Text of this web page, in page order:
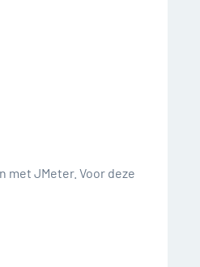
JMeter. Voor deze